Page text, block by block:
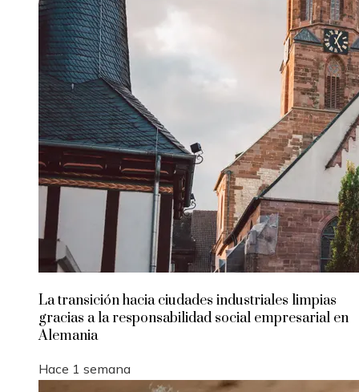
La transición hacia ciudades industriales limpias
gracias a la responsabilidad social empresarial en
Alemania
Hace 1 semana